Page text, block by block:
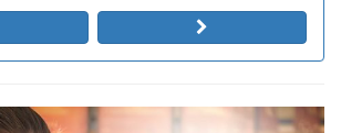
Contagem regressiva para a 1ª